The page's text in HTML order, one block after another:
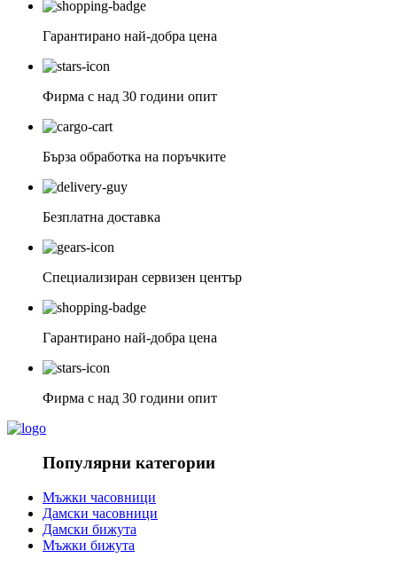
Гарантирано най-добра цена
Фирма с над 30 години опит
Бърза обработка на поръчките
Безплатна доставка
Специализиран сервизен център
Гарантирано най-добра цена
Фирма с над 30 години опит
Популярни категории
Мъжки часовници
Дамски часовници
Дамски бижута
Мъжки бижута